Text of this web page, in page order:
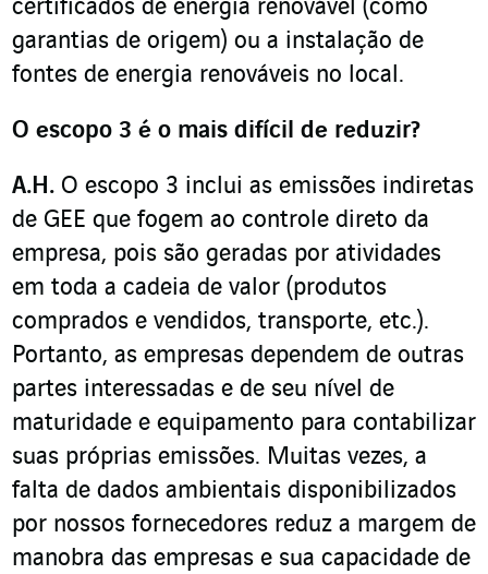
certificados de energia renovável (como
garantias de origem) ou a instalação de
fontes de energia renováveis no local.
O escopo 3 é o mais difícil de reduzir?
A.H. O escopo 3 inclui as emissões indiretas
de GEE que fogem ao controle direto da
empresa, pois são geradas por atividades
em toda a cadeia de valor (produtos
comprados e vendidos, transporte, etc.).
Portanto, as empresas dependem de outras
partes interessadas e de seu nível de
maturidade e equipamento para contabilizar
suas próprias emissões. Muitas vezes, a
falta de dados ambientais disponibilizados
por nossos fornecedores reduz a margem de
manobra das empresas e sua capacidade de